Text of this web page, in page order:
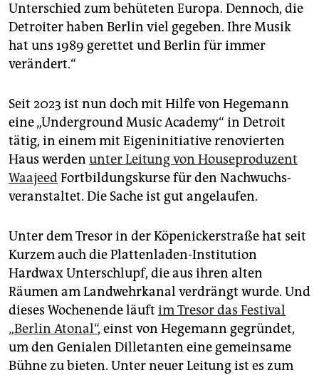
Unterschied zum behüteten Europa. Dennoch, die
Detroiter haben Berlin viel gegeben. Ihre Musik
hat uns 1989 gerettet und Berlin für immer
verändert.“
Seit 2023 ist nun doch mit Hilfe von Hegemann
eine „Underground Music Academy“ in Detroit
tätig, in einem mit Eigeninitiative renovierten
Haus werden unter Leitung von Houseproduzent
WaajeedFortbildungskurse für den Nach­wuchs­
veranstaltet. Die Sache ist gut angelaufen.
Unter dem Tresor in der Köpenickerstraße hat seit
Kurzem auch die Plattenladen-Institution
Hardwax Unterschlupf, die aus ihren alten
Räumen am Landwehrkanal verdrängt wurde. Und
dieses Wochenende läuft im Tresor das Festival
„Berlin Atonal“, einst von Hegemann gegründet,
um den Ge­nia­len Dilletanten eine gemeinsame
Bühne zu bieten. Unter neuer Leitung ist es zum